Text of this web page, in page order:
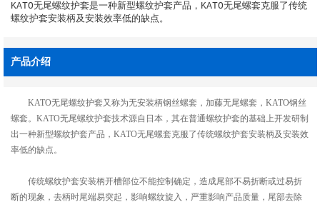
KATO无尾螺纹护套是一种新型螺纹护套产品，KATO无尾螺套克服了传统
螺纹护套安装柄及安装效率低的缺点。
产品介绍
KATO无尾螺纹护套又称为无安装柄钢丝螺套，加藤无尾螺套，KATO钢丝
螺套。KATO无尾螺纹护套技术源自日本，其在普通螺纹护套的基础上开发研制
出一种新型螺纹护套产品，KATO无尾螺套克服了传统螺纹护套安装柄及安装效
率低的缺点。
传统螺纹护套安装柄开槽部位不能控制确定，造成尾部不易折断或过易折
断的现象，去柄时尾端易突起，影响螺纹旋入，严重影响产品质量，尾部去除